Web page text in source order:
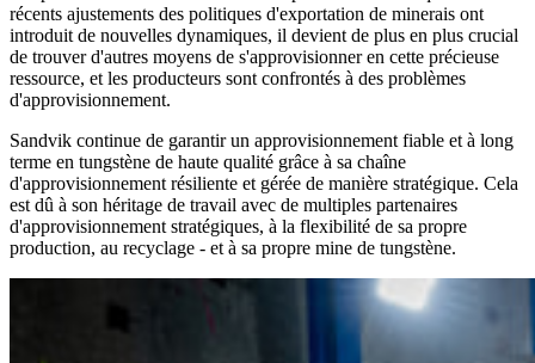
récents ajustements des politiques d'exportation de minerais ont
introduit de nouvelles dynamiques, il devient de plus en plus crucial
de trouver d'autres moyens de s'approvisionner en cette précieuse
ressource, et les producteurs sont confrontés à des problèmes
d'approvisionnement.
Sandvik continue de garantir un approvisionnement fiable et à long
terme en tungstène de haute qualité grâce à sa chaîne
d'approvisionnement résiliente et gérée de manière stratégique. Cela
est dû à son héritage de travail avec de multiples partenaires
d'approvisionnement stratégiques, à la flexibilité de sa propre
production, au recyclage - et à sa propre mine de tungstène.